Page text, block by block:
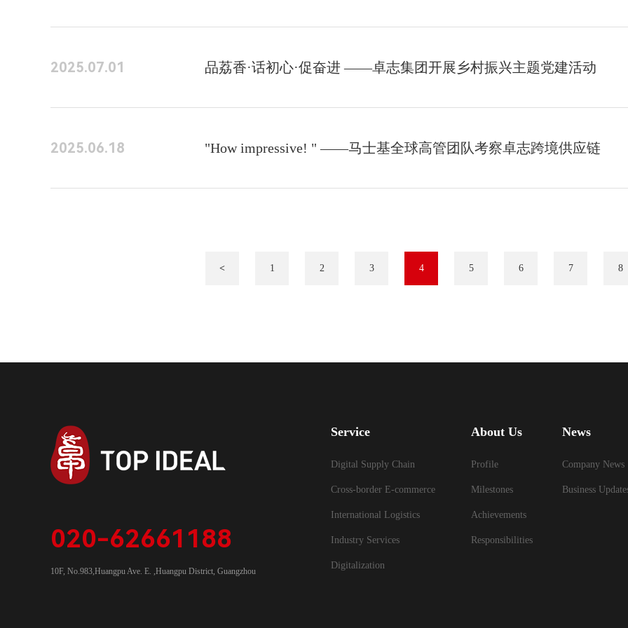
2025.07.01 品荔香·话初心·促奋进 ——卓志集团开展乡村振兴主题党建活动
2025.06.18 "How impressive! " ——马士基全球高管团队考察卓志跨境供应链
1 2 3 4 5 6 7 8
020-62661188
10F, No.983,Huangpu Ave. E. ,Huangpu District, Guangzhou
Service
Digital Supply Chain
Cross-border E-commerce
International Logistics
Industry Services
Digitalization
About Us
Profile
Milestones
Achievements
Responsibilities
News
Company News
Business